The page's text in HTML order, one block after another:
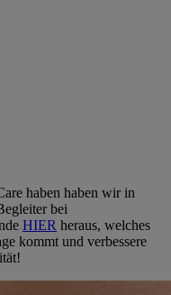
haben haben wir in
bei
HIER heraus, welches
kommt und verbessere